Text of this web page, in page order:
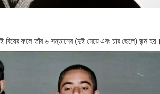
ফলে তাঁর ৬ সন্তানের (দুই মেয়ে এবং চার ছেলে) জন্ম হয়।